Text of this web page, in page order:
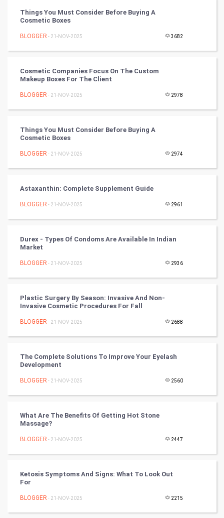
Tantra Mantra
Chinese Tarro Card
SMO
Video Marketing
Artificial Intelligence
CyberSecurtiy
DataScience
Winter Olympics
Cycling
Golf
RugBy union
Books
Things You Must Consider Before Buying A
Cosmetic Boxes
BLOGGER - 21-NOV-2025 3682
Cosmetic Companies Focus On The Custom
Makeup Boxes For The Client
BLOGGER - 21-NOV-2025 2978
Things You Must Consider Before Buying A
Cosmetic Boxes
BLOGGER - 21-NOV-2025 2974
Astaxanthin: Complete Supplement Guide
BLOGGER - 21-NOV-2025 2961
Durex - Types Of Condoms Are Available In Indian
Market
BLOGGER - 21-NOV-2025 2936
Plastic Surgery By Season: Invasive And Non-
Invasive Cosmetic Procedures For Fall
BLOGGER - 21-NOV-2025 2688
The Complete Solutions To Improve Your Eyelash
Development
BLOGGER - 21-NOV-2025 2560
What Are The Benefits Of Getting Hot Stone
Massage?
BLOGGER - 21-NOV-2025 2447
Ketosis Symptoms And Signs: What To Look Out
For
BLOGGER - 21-NOV-2025 2215